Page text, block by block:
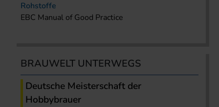
Rohstoffe
EBC Manual of Good Practice
BRAUWELT UNTERWEGS
Deutsche Meisterschaft der
Hobbybrauer